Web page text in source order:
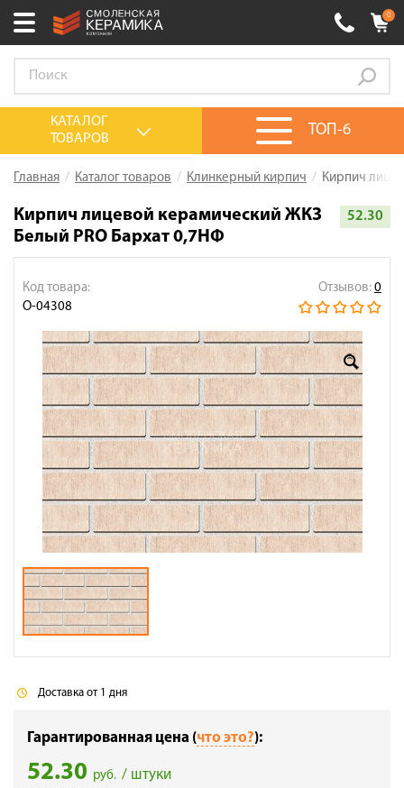
Выберите ваш город:
+7 (4812) 548-777
0 товаров на сумму0.00руб.
Акции
О компании
Сервис
Доставка
Сотрудничество
Галерея объектов
Контакты
0
ТОП-6
КАТАЛОГ
ТОВАРОВ
Главная Каталог товаров Клинкерный кирпич Кирпич
Кирпич лицевой керамический ЖКЗ
Белый PRO Бархат 0,7НФ
52.30
Отзывов: 0
Код товара:
О-04308
Доставка от 1 дня
Гарантированная цена (что это?):
52.30 руб. / штуки